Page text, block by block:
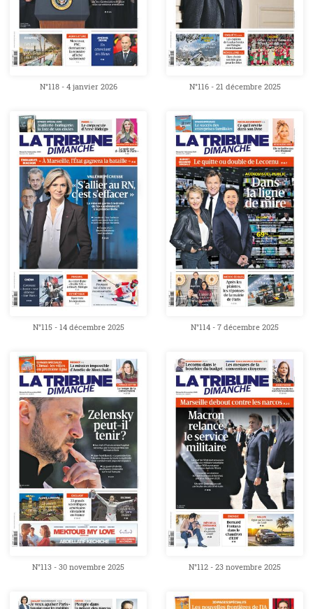
N°118 - 4 janvier 2026 N°116 - 21 décembre 2025
N°115 - 14 décembre 2025 N°114 - 7 décembre 2025
N°113 - 30 novembre 2025 N°112 - 23 novembre 2025